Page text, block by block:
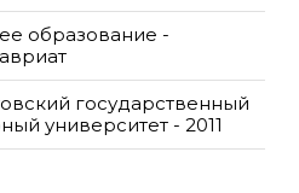
образование -
государственный
университет - 2011